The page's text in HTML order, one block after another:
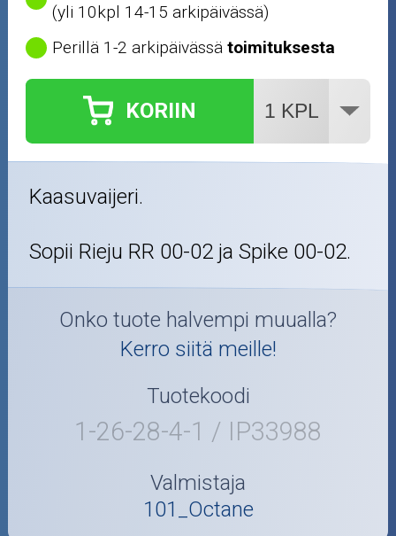
(yli 10kpl 14-15 arkipäivässä)
Perillä 1-2 arkipäivässätoimituksesta
KORIIN
Kaasuvaijeri.
Sopii Rieju RR 00-02 ja Spike 00-02.
Onko tuote halvempi muualla?
Kerro siitä meille!
Tuotekoodi
1-26-28-4-1 / IP33988
Valmistaja
101_Octane